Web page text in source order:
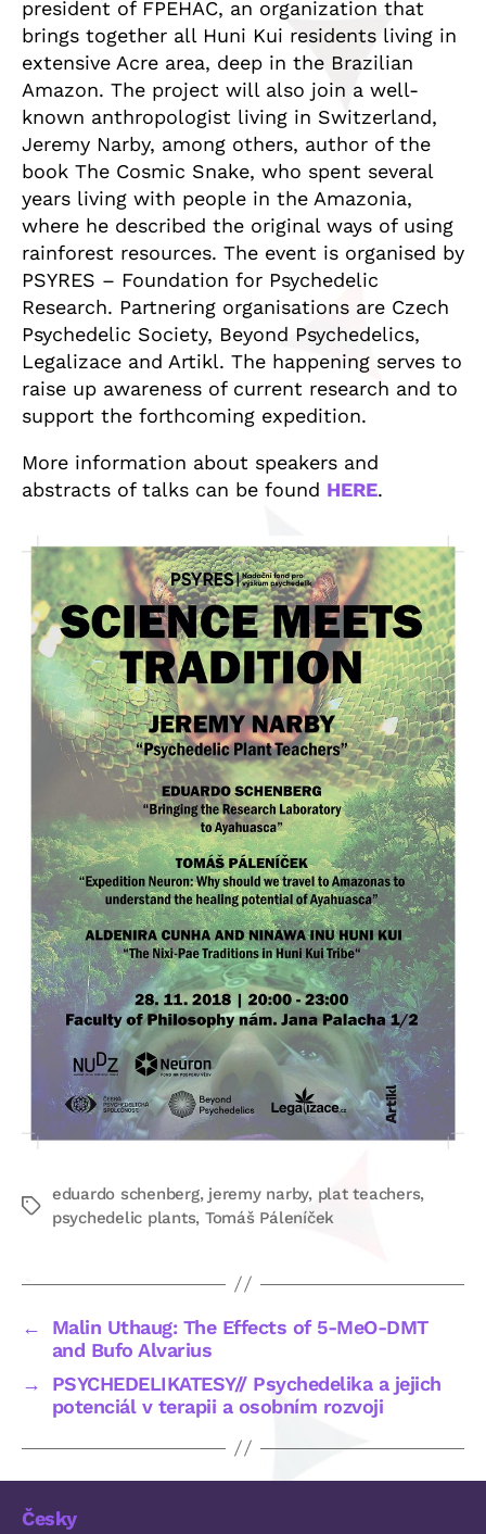
president of FPEHAC, an organization that
brings together all Huni Kui residents living in
extensive Acre area, deep in the Brazilian
Amazon. The project will also join a well-
known anthropologist living in Switzerland,
Jeremy Narby, among others, author of the
book The Cosmic Snake, who spent several
years living with people in the Amazonia,
where he described the original ways of using
rainforest resources. The event is organised by
PSYRES – Foundation for Psychedelic
Research. Partnering organisations are Czech
Psychedelic Society, Beyond Psychedelics,
Legalizace and Artikl. The happening serves to
raise up awareness of current research and to
support the forthcoming expedition.
More information about speakers and
abstracts of talks can be found HERE.
Štítky
eduardo schenberg, jeremy narby, plat teachers,
psychedelic plants, Tomáš Páleníček
←
Malin Uthaug: The Effects of 5-MeO-DMT
and Bufo Alvarius
→
PSYCHEDELIKATESY// Psychedelika a jejich
potenciál v terapii a osobním rozvoji
Česky